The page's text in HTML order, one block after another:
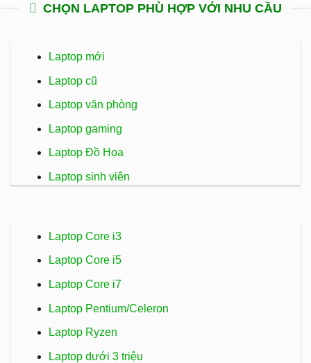
CHỌN LAPTOP PHÙ HỢP VỚI NHU CẦU
Laptop mới
Laptop cũ
Laptop văn phòng
Laptop gaming
Laptop Đồ Họa
Laptop sinh viên
Laptop Core i3
Laptop Core i5
Laptop Core i7
Laptop Pentium/Celeron
Laptop Ryzen
Laptop dưới 3 triệu